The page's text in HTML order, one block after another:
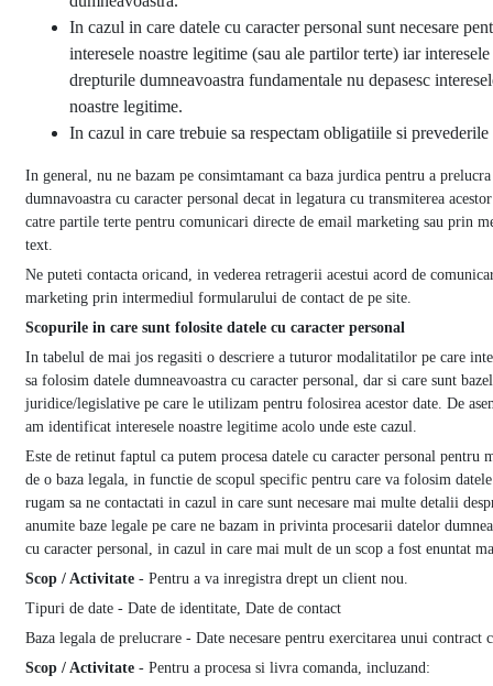
In cazul in care datele cu caracter personal sunt necesare
interesele noastre legitime (sau ale partilor terte) iar interesele
drepturile dumneavoastra fundamentale nu depasesc
noastre legitime.
In cazul in care trebuie sa respectam obligatiile si prevederile
In general, nu ne bazam pe consimtamant ca baza jurdica pentru a
dumnavoastra cu caracter personal decat in legatura cu transmiterea
catre partile terte pentru comunicari directe de email marketing sau prin
text.
Ne puteti contacta oricand, in vederea retragerii acestui acord de
marketing prin intermediul formularului de contact de pe site.
Scopurile in care sunt folosite datele cu caracter personal
In tabelul de mai jos regasiti o descriere a tuturor modalitatilor pe care
sa folosim datele dumneavoastra cu caracter personal, dar si care sunt
juridice/legislative pe care le utilizam pentru folosirea acestor date. De
am identificat interesele noastre legitime acolo unde este cazul.
Este de retinut faptul ca putem procesa datele cu caracter personal pentru
de o baza legala, in functie de scopul specific pentru care va folosim
rugam sa ne contactati in cazul in care sunt necesare mai multe detalii
anumite baze legale pe care ne bazam in privinta procesarii datelor
cu caracter personal, in cazul in care mai mult de un scop a fost enuntat
Scop / Activitate - Pentru a va inregistra drept un client nou.
Tipuri de date - Date de identitate, Date de contact
Baza legala de prelucrare - Date necesare pentru exercitarea unui contract
Scop / Activitate - Pentru a procesa si livra comanda, incluzand: